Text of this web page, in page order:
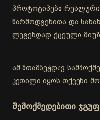
პროტოტიპები რეალური
წარმოდგენითა და
ლეგენდად ქცეული
ამ შთამბეჭდავ
კეთილი იყოს თქვენი
შემოქმედებითი